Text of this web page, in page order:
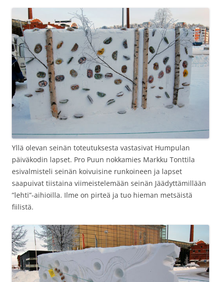
Yllä olevan seinän toteutuksesta vastasivat Humpulan
päiväkodin lapset. Pro Puun nokkamies Markku Tonttila
esivalmisteli seinän koivuisine runkoineen ja lapset
saapuivat tiistaina viimeistelemään seinän Jäädyttämillään
”lehti”-aihioilla. Ilme on pirteä ja tuo hieman metsäistä
fiilistä.